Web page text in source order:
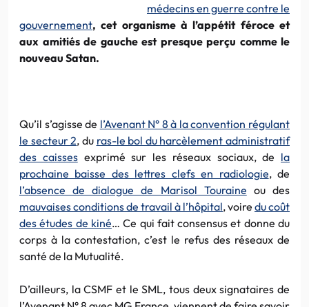
médecins en guerre contre le
gouvernement, cet organisme à l’appétit féroce et
aux amitiés de gauche est presque perçu comme le
nouveau Satan.
Qu’il s’agisse de l’Avenant N° 8 à la convention régulant
le secteur 2, du ras-le bol du harcèlement administratif
des caissesexprimé sur les réseaux sociaux, de la
prochaine baisse des lettres clefs en radiologie, de
l’absence de dialogue de Marisol Touraine ou des
mauvaises conditions de travail à l’hôpital, voire du coût
des études de kiné… Ce qui fait consensus et donne du
corps à la contestation, c’est le refus des réseaux de
santé de la Mutualité.
D’ailleurs, la CSMF et le SML, tous deux signataires de